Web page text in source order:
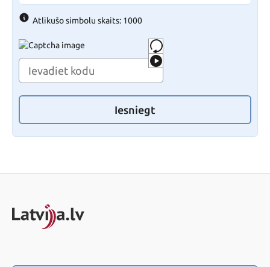
Atlikušo simbolu skaits: 1000
Iesniegt